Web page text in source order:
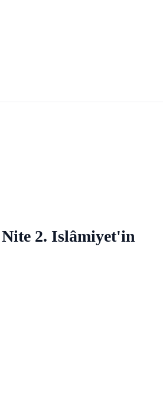
2. Islâmiyet'in